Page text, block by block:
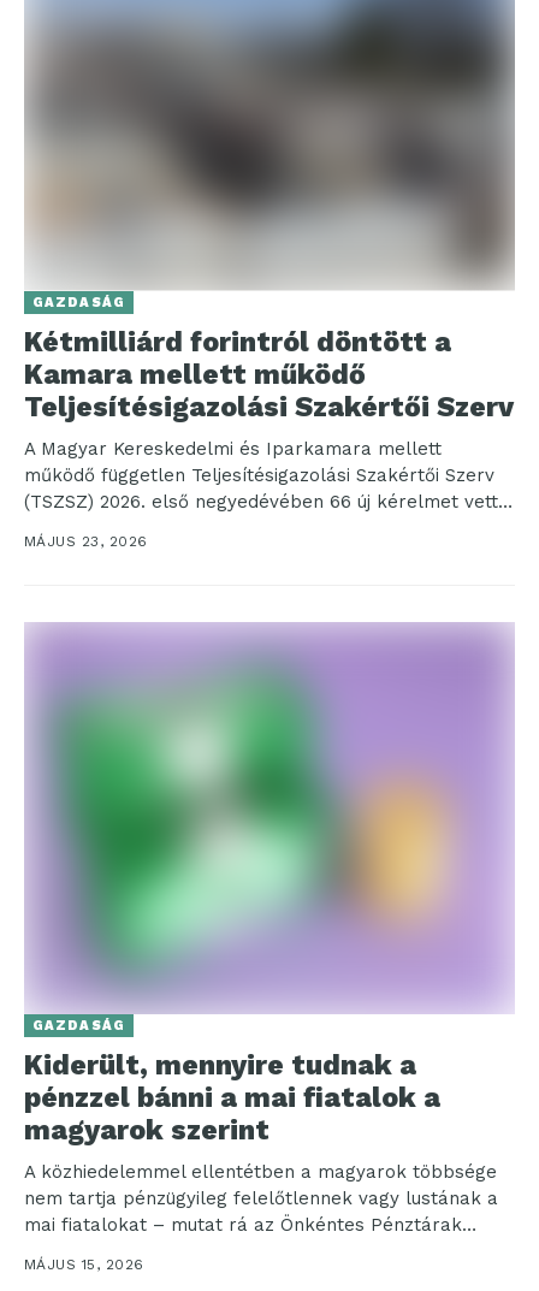
GAZDASÁG
Kétmilliárd forintról döntött a
Kamara mellett működő
Teljesítésigazolási Szakértői Szerv
A Magyar Kereskedelmi és Iparkamara mellett
működő független Teljesítésigazolási Szakértői Szerv
(TSZSZ) 2026. első negyedévében 66 új kérelmet vett
MÁJUS 23, 2026
GAZDASÁG
Kiderült, mennyire tudnak a
pénzzel bánni a mai fiatalok a
magyarok szerint
A közhiedelemmel ellentétben a magyarok többsége
nem tartja pénzügyileg felelőtlennek vagy lustának a
mai fiatalokat – mutat rá az Önkéntes Pénztárak
Országos Szövetségének...
MÁJUS 15, 2026